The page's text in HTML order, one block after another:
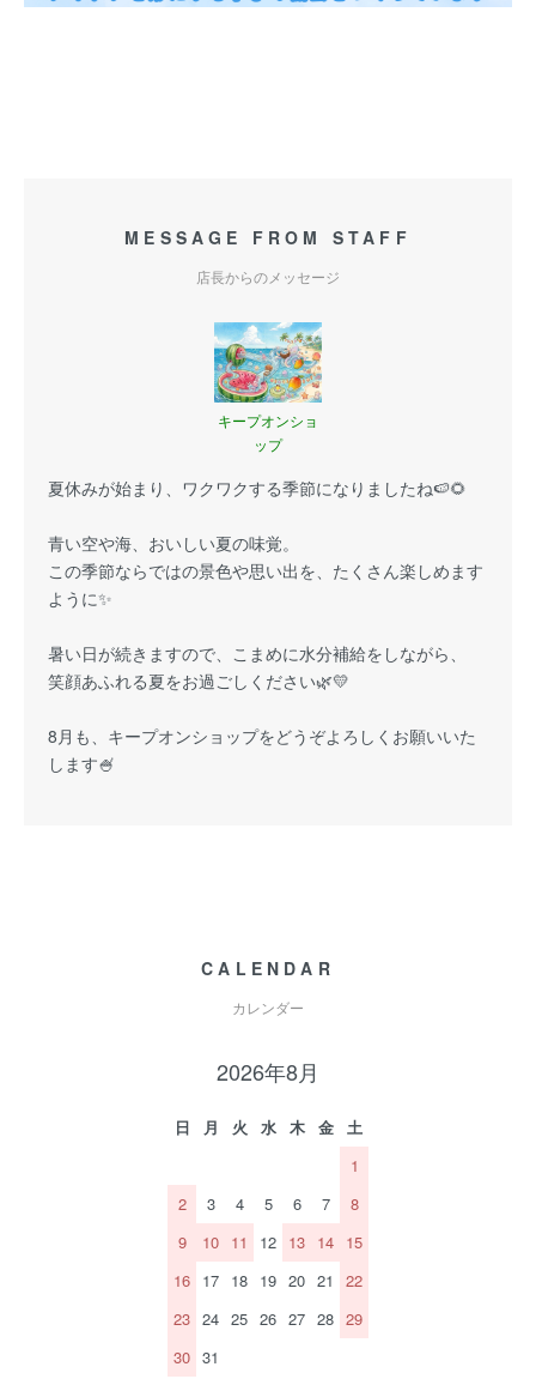
MESSAGE FROM STAFF
店長からのメッセージ
キープオンショ
ップ
夏休みが始まり、ワクワクする季節になりましたね🍉🌻
青い空や海、おいしい夏の味覚。
この季節ならではの景色や思い出を、たくさん楽しめます
ように✨
暑い日が続きますので、こまめに水分補給をしながら、
笑顔あふれる夏をお過ごしください🌿💛
8月も、キープオンショップをどうぞよろしくお願いいた
します🍧
CALENDAR
カレンダー
2026年8月
日 月 火 水 木 金
土
1
2
3 4 5 6 7
8
9
10 11 12 13 14 15
16 17 18 19 20 21
22
23 24 25 26 27 28 29
30 31